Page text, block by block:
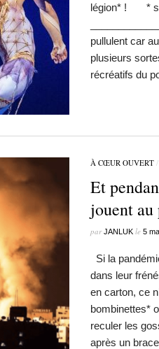
légion* ! *
pullulent car
plusieurs
récréatifs du
À CŒUR OUVERT
Et
jouent
parJANLUK le 5
Si la
dans leur
en carton, ce
bombinettes*
reculer les
après un